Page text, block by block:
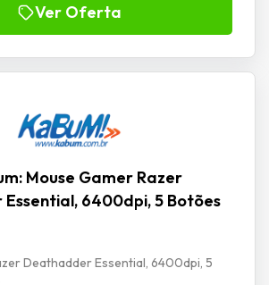
Ver Oferta
Mouse Gamer Razer
6400dpi, 5 Botões
Deathadder Essential, 6400dpi, 5